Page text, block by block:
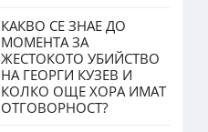
КАКВО СЕ ЗНАЕ ДО
МОМЕНТА ЗА
ЖЕСТОКОТО УБИЙСТВО
НА ГЕОРГИ КУЗЕВ И
КОЛКО ОЩЕ ХОРА ИМАТ
ОТГОВОРНОСТ?